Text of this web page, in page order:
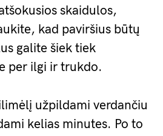
skaidulos,
kad paviršius būtų
galite šiek tiek
per ilgi ir trukdo.
užpildami verdančiu
kelias minutes. Po to